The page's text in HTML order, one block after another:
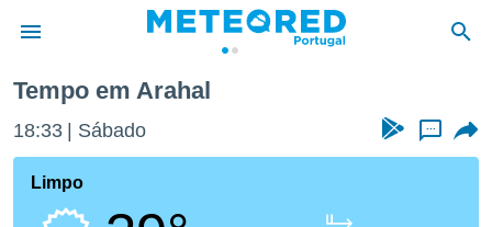
da
foi
Tempo em Arahal
18:34 Sábado ...
Limpo